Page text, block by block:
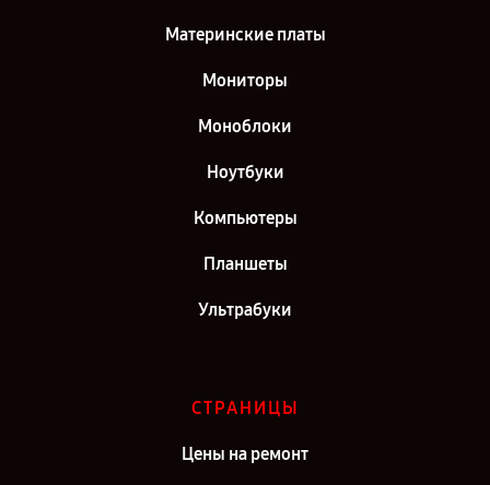
Материнские платы
Мониторы
Моноблоки
Ноутбуки
Компьютеры
Планшеты
Ультрабуки
СТРАНИЦЫ
Цены на ремонт